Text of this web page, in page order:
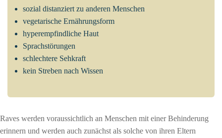
sozial distanziert zu anderen Menschen
vegetarische Ernährungsform
hyperempfindliche Haut
Sprachstörungen
schlechtere Sehkraft
kein Streben nach Wissen
Raves werden voraussichtlich an Menschen mit einer Behinderung
erinnern und werden auch zunächst als solche von ihren Eltern